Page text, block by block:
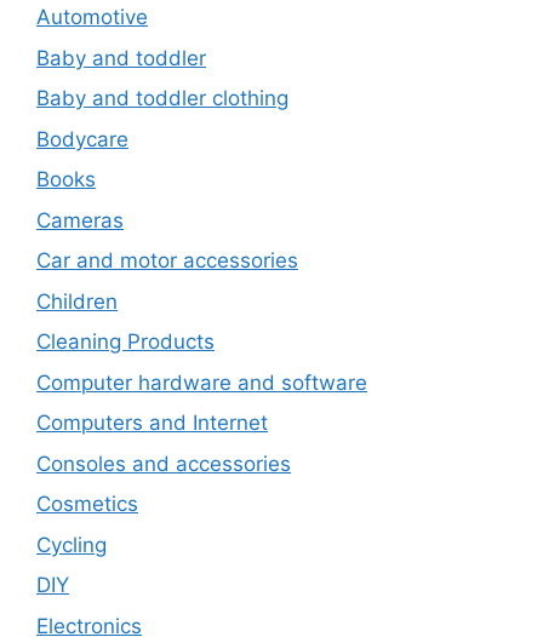
Automotive
Baby and toddler
Baby and toddler clothing
Bodycare
Books
Cameras
Car and motor accessories
Children
Cleaning Products
Computer hardware and software
Computers and Internet
Consoles and accessories
Cosmetics
Cycling
DIY
Electronics